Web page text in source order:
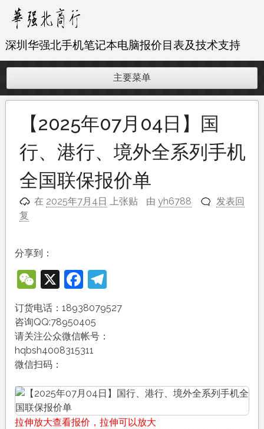
内深圳华强北手机笔记本电脑报价目表及技术支持
主要菜单
【2025年07月04日】国
行、港行、境外全系列手机
全国联保报价单
在 2025年7月4日 上张贴 由yh6788
发表回
复
分享到：
WeChat
X Facebook
Telegram
订货电话：18938079527
咨询QQ:78950405
请关注公众微信帐号：
hqbsh4008315311
微信扫码：
拉伸放大查看报价，拉伸可以放大